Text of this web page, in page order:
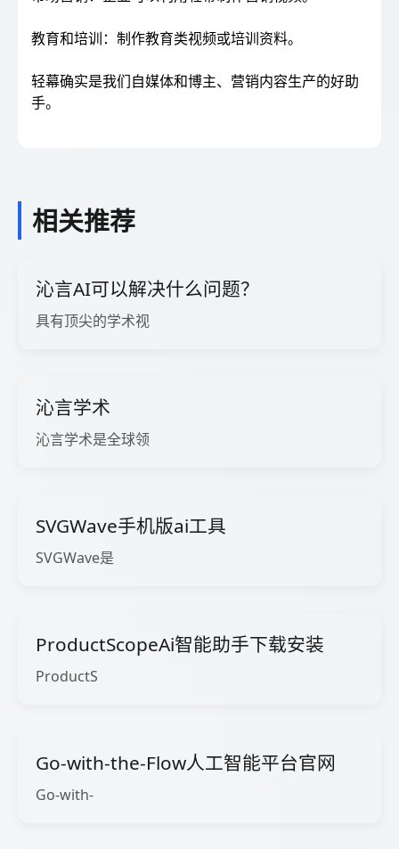
教育和培训：制作教育类视频或培训资料。
轻幕确实是我们自媒体和博主、营销内容生产的好助
手。
相关推荐
沁言AI可以解决什么问题？
具有顶尖的学术视
沁言学术
沁言学术是全球领
SVGWave手机版ai工具
SVGWave是
ProductScopeAi智能助手下载安装
ProductS
Go-with-the-Flow人工智能平台官网
Go-with-